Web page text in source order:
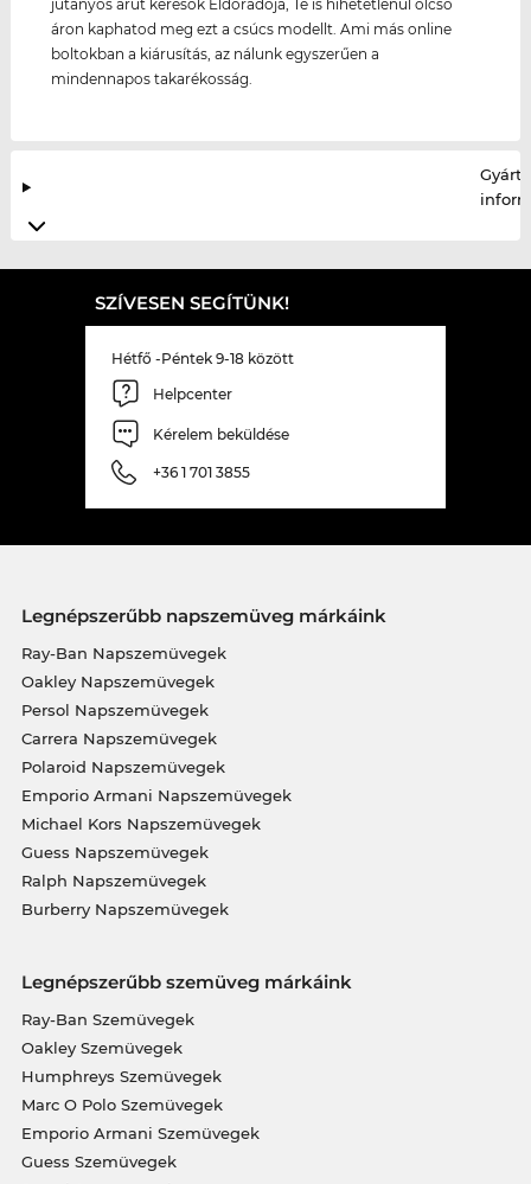
jutányos árut keresők Eldorádója, Te is hihetetlenül olcsó
áron kaphatod meg ezt a csúcs modellt. Ami más online
boltokban a kiárusítás, az nálunk egyszerűen a
mindennapos takarékosság.
SZÍVESEN SEGÍTÜNK!
Hétfő -Péntek 9-18 között
Helpcenter
Kérelem beküldése
+36 1 701 3855
Legnépszerűbb napszemüveg márkáink
Ray-Ban Napszemüvegek
Oakley Napszemüvegek
Persol Napszemüvegek
Carrera Napszemüvegek
Polaroid Napszemüvegek
Emporio Armani Napszemüvegek
Michael Kors Napszemüvegek
Guess Napszemüvegek
Ralph Napszemüvegek
Burberry Napszemüvegek
Legnépszerűbb szemüveg márkáink
Ray-Ban Szemüvegek
Oakley Szemüvegek
Humphreys Szemüvegek
Marc O Polo Szemüvegek
Emporio Armani Szemüvegek
Guess Szemüvegek